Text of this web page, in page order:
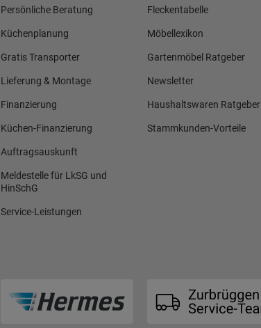
Persönliche Beratung
Küchenplanung
Gratis Transporter
Lieferung & Montage
Finanzierung
Küchen-Finanzierung
Auftragsauskunft
Meldestelle für LkSG und
HinSchG
Service-Leistungen
Fleckentabelle
Möbellexikon
Gartenmöbel Ratgeber
Newsletter
Haushaltswaren Ratgeber
Stammkunden-Vorteile